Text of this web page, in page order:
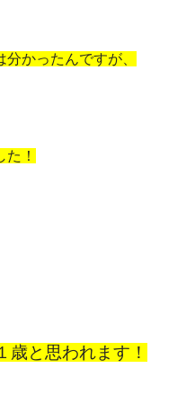
かったんですが、
！
歳と思われます！